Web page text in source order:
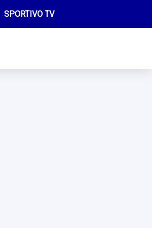
SPORTIVO TV